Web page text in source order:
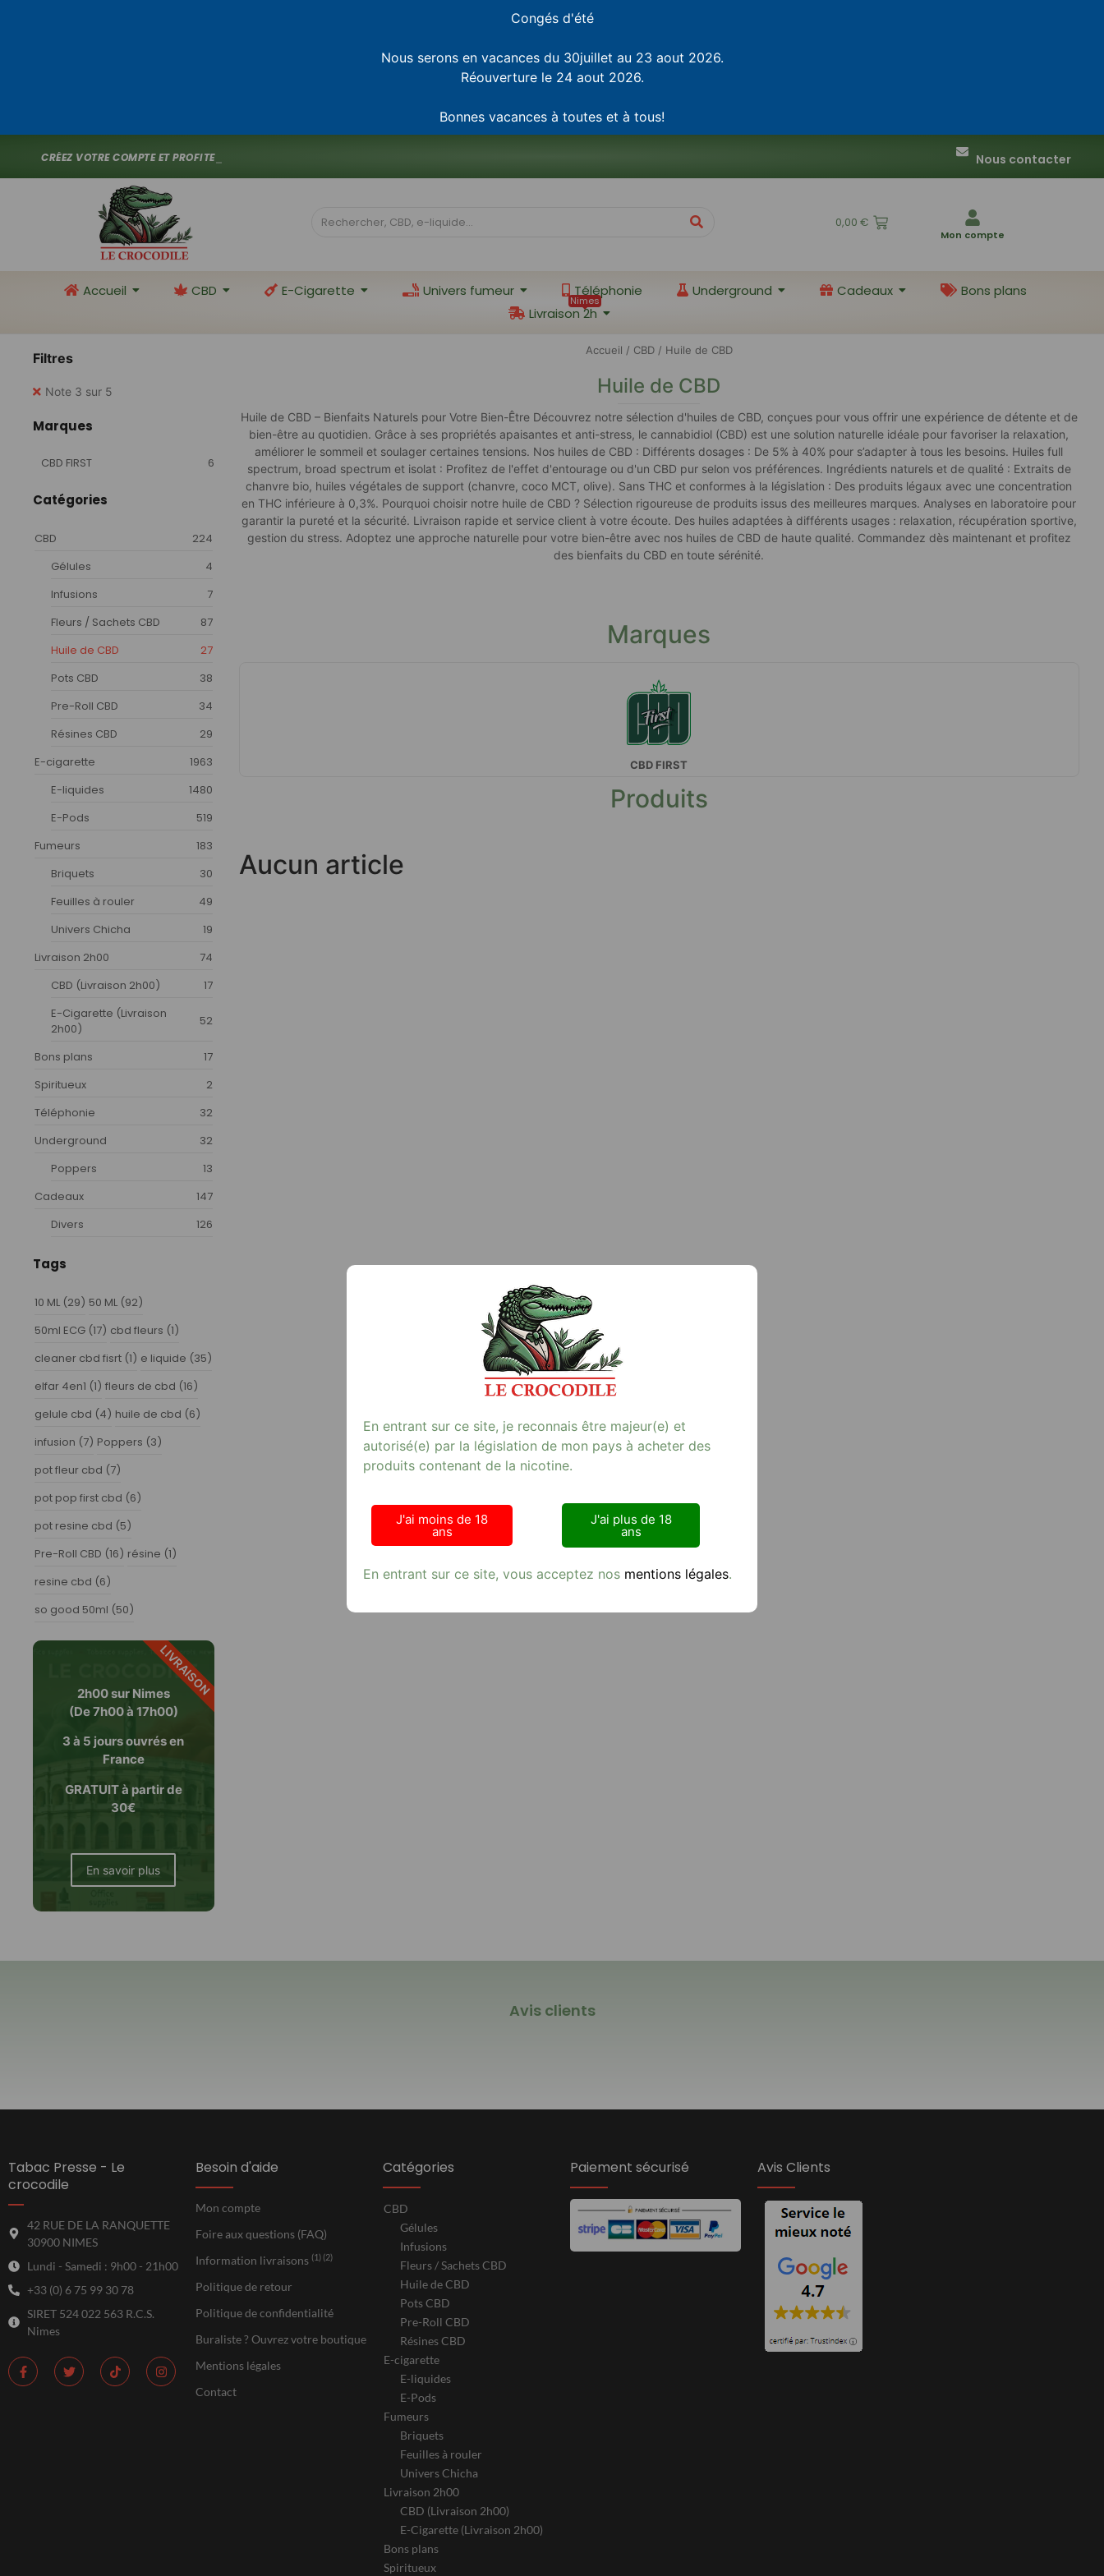
Congés d'été
Nous serons en vacances du 30juillet au 23 aout 2026.
Réouverture le 24 aout 2026.
Bonnes vacances à toutes et à tous!
CRÉEZ VOTRE COMPTE ET PROFITEZ Nous contacter
0,00 €
Mon compte
Accueil CBD E-Cigarette Univers fumeur Téléphonie Underground Cadeaux
Bons plans
Livraison 2h
Nimes
Filtres
Note 3 sur 5
Marques
CBD FIRST 6
Catégories
CBD
224
Gélules
4
Infusions
7
Fleurs / Sachets CBD
87
Huile de CBD
27
Pots CBD
38
Pre-Roll CBD
34
Résines CBD
29
E-cigarette
1963
E-liquides
1480
E-Pods
519
Fumeurs
183
Briquets
30
Feuilles à rouler
49
Univers Chicha
19
Livraison 2h00
74
CBD (Livraison 2h00)
17
E-Cigarette (Livraison
2h00)
52
Bons plans
17
Spiritueux
2
Téléphonie
32
Underground
32
Poppers
13
Cadeaux
147
Divers
126
Tags
10 ML (29) 50 ML (92)
50ml ECG (17) cbd fleurs (1)
cleaner cbd fisrt (1) e liquide (35)
elfar 4en1 (1) fleurs de cbd (16)
gelule cbd (4) huile de cbd (6)
infusion (7) Poppers (3)
pot fleur cbd (7)
pot pop first cbd (6)
pot resine cbd (5)
Pre-Roll CBD (16) résine (1)
resine cbd (6)
so good 50ml (50)
2h00 sur Nimes
(De 7h00 à 17h00)
3 à 5 jours ouvrés en
France
GRATUIT à partir de
30€
En savoir plus
LIVRAISON
Accueil / CBD/ Huile de CBD
Huile de CBD
Huile de CBD – Bienfaits Naturels pour Votre Bien-Être Découvrez notre sélection d'huiles de CBD, conçues pour vous offrir une expérience de détente et de
bien-être au quotidien. Grâce à ses propriétés apaisantes et anti-stress, le cannabidiol (CBD) est une solution naturelle idéale pour favoriser la relaxation,
améliorer le sommeil et soulager certaines tensions. Nos huiles de CBD : Différents dosages : De 5% à 40% pour s’adapter à tous les besoins. Huiles full
spectrum, broad spectrum et isolat : Profitez de l'effet d'entourage ou d'un CBD pur selon vos préférences. Ingrédients naturels et de qualité : Extraits de
chanvre bio, huiles végétales de support (chanvre, coco MCT, olive). Sans THC et conformes à la législation : Des produits légaux avec une concentration
en THC inférieure à 0,3%. Pourquoi choisir notre huile de CBD ? Sélection rigoureuse de produits issus des meilleures marques. Analyses en laboratoire pour
garantir la pureté et la sécurité. Livraison rapide et service client à votre écoute. Des huiles adaptées à différents usages : relaxation, récupération sportive,
gestion du stress. Adoptez une approche naturelle pour votre bien-être avec nos huiles de CBD de haute qualité. Commandez dès maintenant et profitez
des bienfaits du CBD en toute sérénité.
Marques
CBD FIRST
Produits
Aucun article
Avis clients
Tabac Presse - Le
crocodile
42 RUE DE LA RANQUETTE
30900 NIMES
Lundi - Samedi : 9h00 - 21h00
+33 (0) 6 75 99 30 78
SIRET 524 022 563 R.C.S.
Nimes
Besoin d'aide
Mon compte
Foire aux questions (FAQ)
Information livraisons (1) (2)
Politique de retour
Politique de confidentialité
Buraliste ? Ouvrez votre boutique
Mentions légales
Contact
Catégories
CBD
Gélules
Infusions
Fleurs / Sachets CBD
Huile de CBD
Pots CBD
Pre-Roll CBD
Résines CBD
E-cigarette
E-liquides
E-Pods
Fumeurs
Briquets
Feuilles à rouler
Univers Chicha
Livraison 2h00
CBD (Livraison 2h00)
E-Cigarette (Livraison 2h00)
Bons plans
Spiritueux
Paiement sécurisé Avis Clients
En entrant sur ce site, je reconnais être majeur(e) et
autorisé(e) par la législation de mon pays à acheter des
produits contenant de la nicotine.
J'ai moins de 18
ans
J'ai plus de 18
ans
En entrant sur ce site, vous acceptez nos mentions légales.